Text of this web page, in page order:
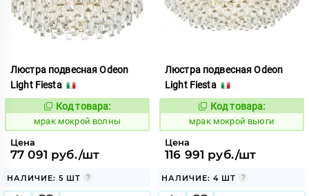
Люстра подвесная Odeon
Light Fiesta
Код:
1054137
Код товара:
мрак мокрой волны
Цена
77 091 руб./шт
НАЛИЧИЕ: 5 ШТ
Люстра подвесная Odeon
Light Fiesta
Код:
1054139
Код товара:
мрак мокрой вьюги
Цена
116 991 руб./шт
НАЛИЧИЕ: 4 ШТ